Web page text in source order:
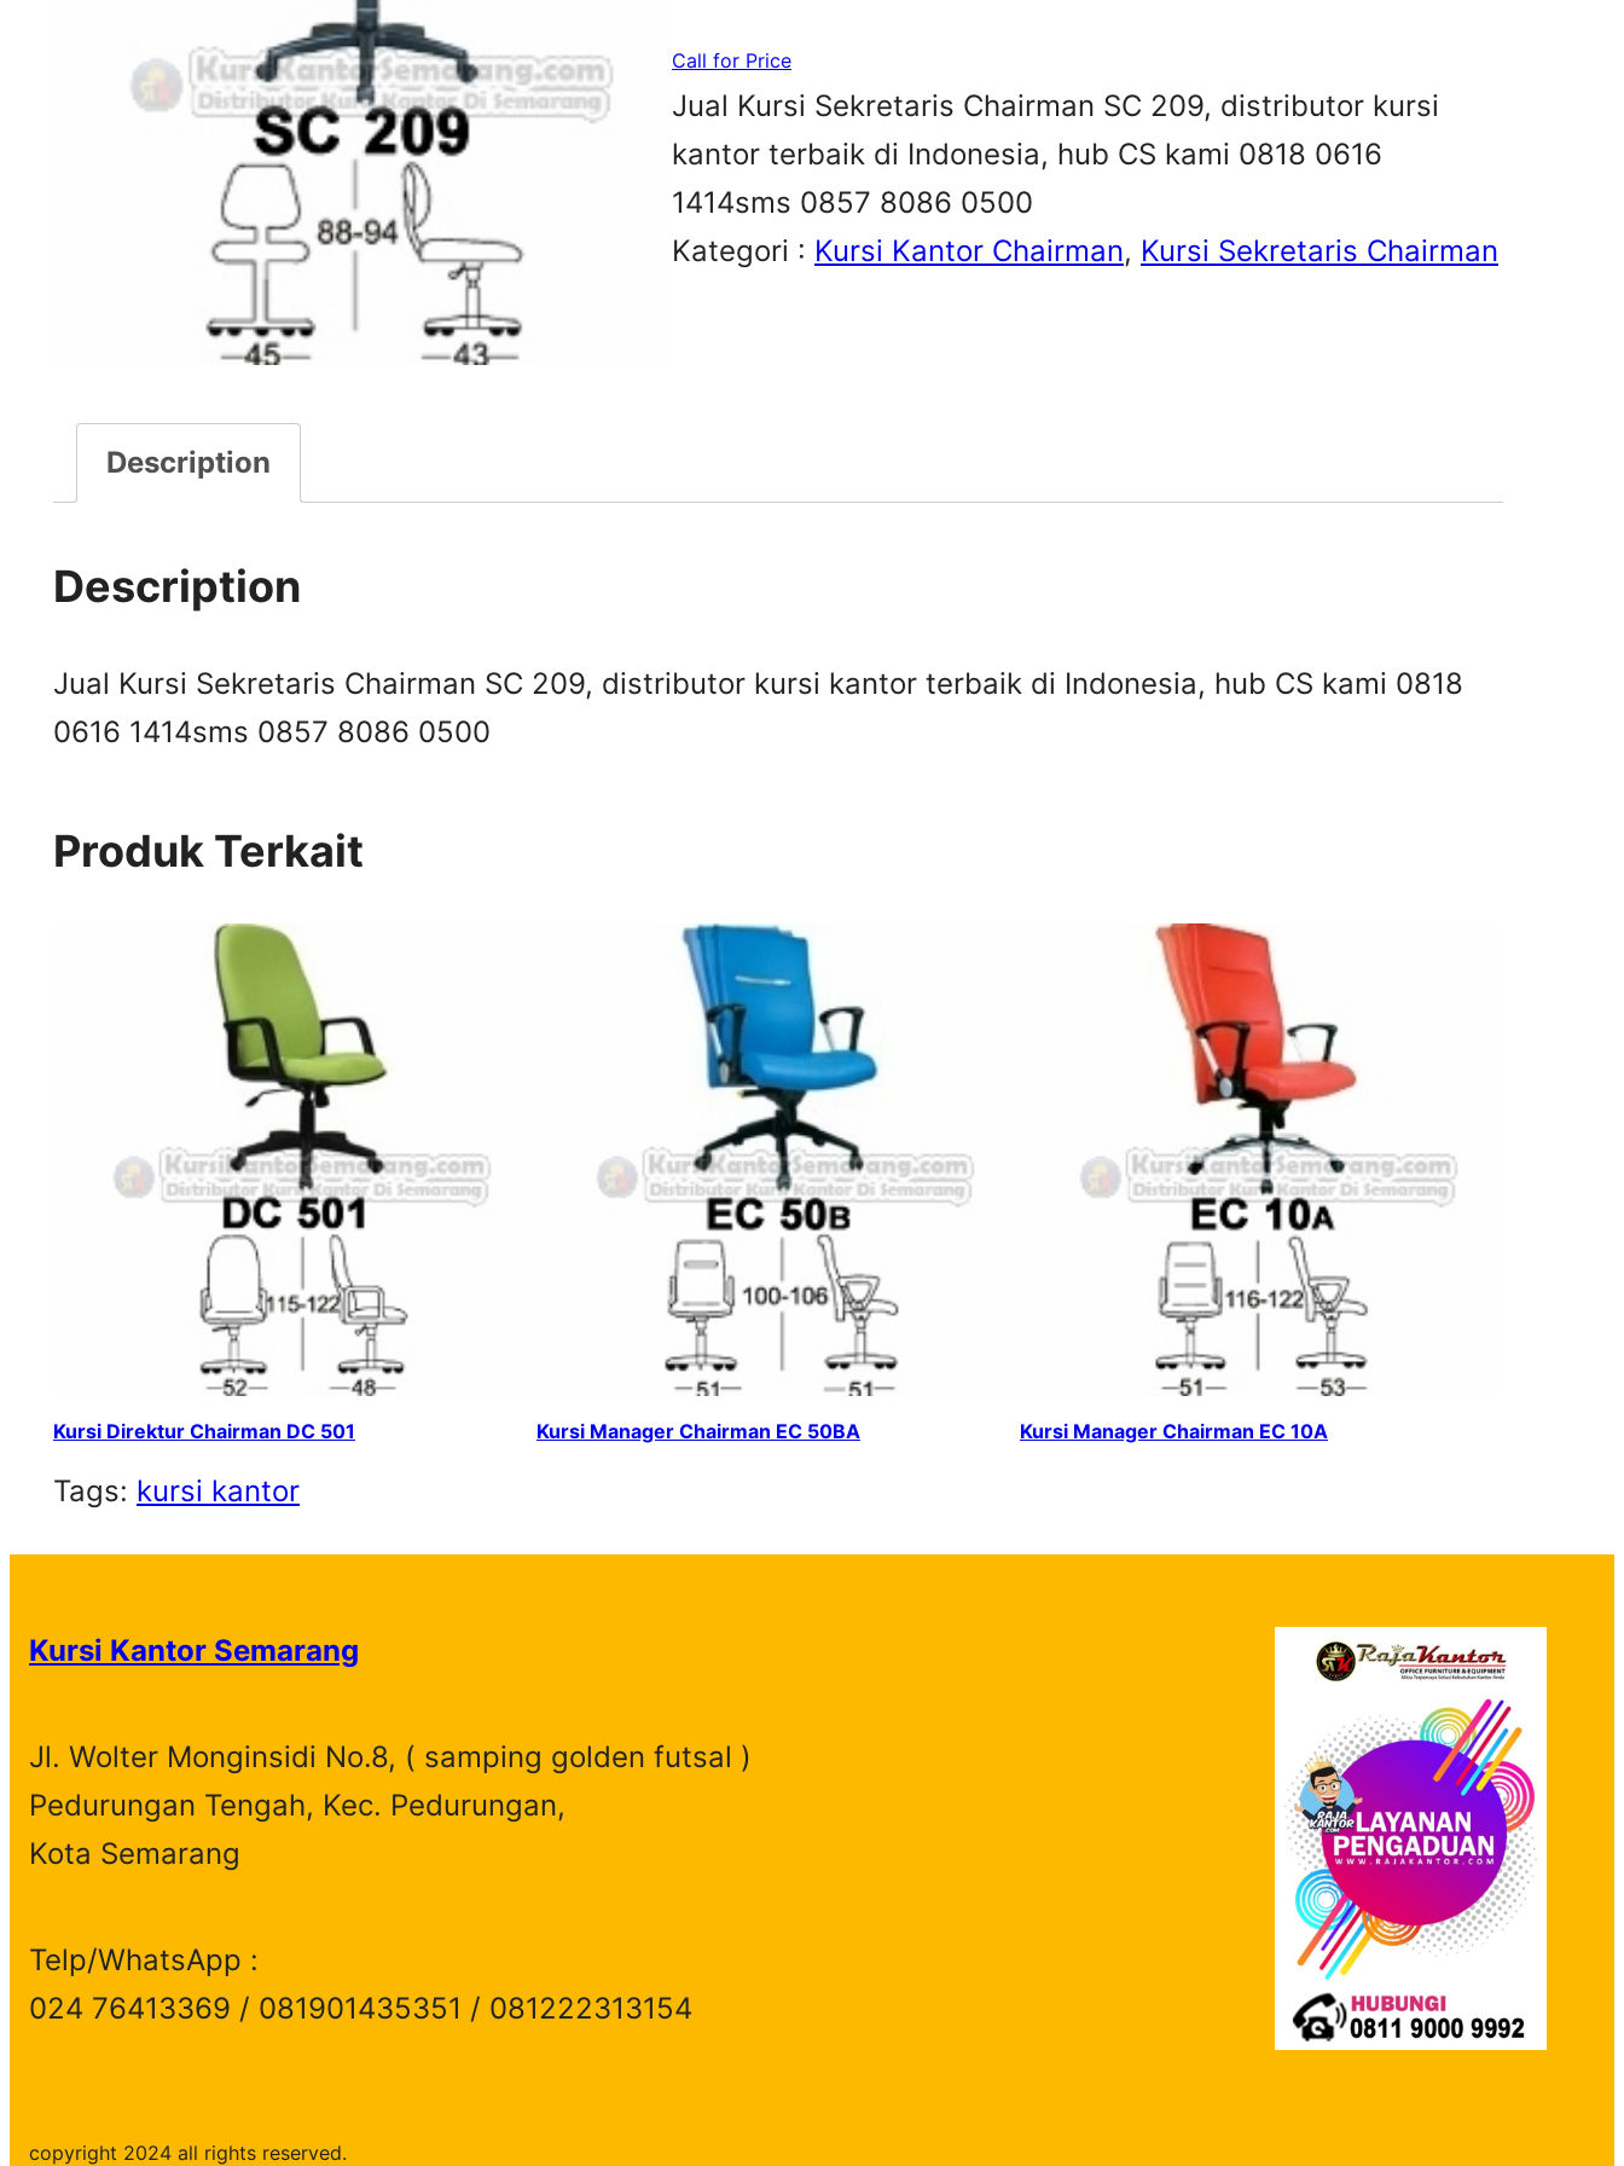
Call for Price
Jual Kursi Sekretaris Chairman SC 209, distributor kursi
kantor terbaik di Indonesia, hub CS kami 0818 0616
1414sms 0857 8086 0500
Kategori : Kursi Kantor Chairman, Kursi Sekretaris Chairman
Description
Description
Jual Kursi Sekretaris Chairman SC 209, distributor kursi kantor terbaik di Indonesia, hub CS kami 0818
0616 1414sms 0857 8086 0500
Produk Terkait
Kursi Direktur Chairman DC 501 Kursi Manager Chairman EC 50BA Kursi Manager Chairman EC 10A
Tags: kursi kantor
Kursi Kantor Semarang
Jl. Wolter Monginsidi No.8, ( samping golden futsal )
Pedurungan Tengah, Kec. Pedurungan,
Kota Semarang
Telp/WhatsApp :
024 76413369 / 081901435351 / 081222313154
copyright 2024 all rights reserved.